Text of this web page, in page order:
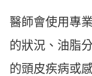
醫師會使用專
的狀況、油脂
的頭皮疾病或